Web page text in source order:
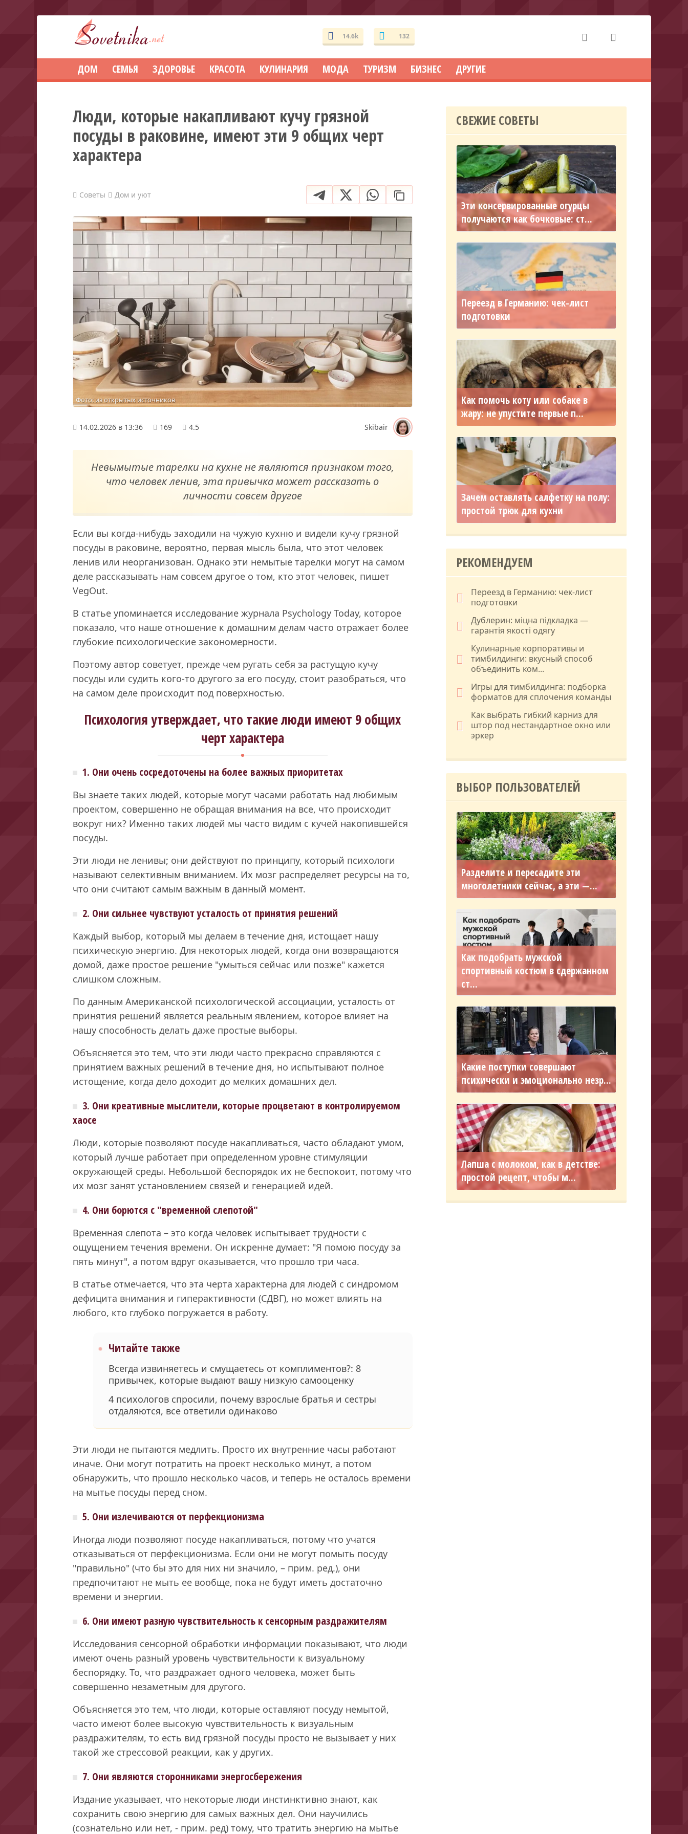
14.6k 132
ДОМ СЕМЬЯ ЗДОРОВЬЕ КРАСОТА КУЛИНАРИЯ МОДА ТУРИЗМ БИЗНЕС ДРУГИЕ
Люди, которые накапливают кучу грязной
посуды в раковине, имеют эти 9 общих черт
характера
Советы Дом и уют
Фото: из открытых источников
14.02.2026 в 13:36 169 4.5 Skibair
Невымытые тарелки на кухне не являются признаком того,
что человек ленив, эта привычка может рассказать о
личности совсем другое
Если вы когда-нибудь заходили на чужую кухню и видели кучу грязной
посуды в раковине, вероятно, первая мысль была, что этот человек
ленив или неорганизован. Однако эти немытые тарелки могут на самом
деле рассказывать нам совсем другое о том, кто этот человек, пишет
VegOut.
В статье упоминается исследование журнала Psychology Today, которое
показало, что наше отношение к домашним делам часто отражает более
глубокие психологические закономерности.
Поэтому автор советует, прежде чем ругать себя за растущую кучу
посуды или судить кого-то другого за его посуду, стоит разобраться, что
на самом деле происходит под поверхностью.
Психология утверждает, что такие люди имеют 9 общих
черт характера
1. Они очень сосредоточены на более важных приоритетах
Вы знаете таких людей, которые могут часами работать над любимым
проектом, совершенно не обращая внимания на все, что происходит
вокруг них? Именно таких людей мы часто видим с кучей накопившейся
посуды.
Эти люди не ленивы; они действуют по принципу, который психологи
называют селективным вниманием. Их мозг распределяет ресурсы на то,
что они считают самым важным в данный момент.
2. Они сильнее чувствуют усталость от принятия решений
Каждый выбор, который мы делаем в течение дня, истощает нашу
психическую энергию. Для некоторых людей, когда они возвращаются
домой, даже простое решение "умыться сейчас или позже" кажется
слишком сложным.
По данным Американской психологической ассоциации, усталость от
принятия решений является реальным явлением, которое влияет на
нашу способность делать даже простые выборы.
Объясняется это тем, что эти люди часто прекрасно справляются с
принятием важных решений в течение дня, но испытывают полное
истощение, когда дело доходит до мелких домашних дел.
3. Они креативные мыслители, которые процветают в контролируемом
хаосе
Люди, которые позволяют посуде накапливаться, часто обладают умом,
который лучше работает при определенном уровне стимуляции
окружающей среды. Небольшой беспорядок их не беспокоит, потому что
их мозг занят установлением связей и генерацией идей.
4. Они борются с "временной слепотой"
Временная слепота – это когда человек испытывает трудности с
ощущением течения времени. Он искренне думает: "Я помою посуду за
пять минут", а потом вдруг оказывается, что прошло три часа.
В статье отмечается, что эта черта характерна для людей с синдромом
дефицита внимания и гиперактивности (СДВГ), но может влиять на
любого, кто глубоко погружается в работу.
Читайте также
Всегда извиняетесь и смущаетесь от комплиментов?: 8
привычек, которые выдают вашу низкую самооценку
4 психологов спросили, почему взрослые братья и сестры
отдаляются, все ответили одинаково
Эти люди не пытаются медлить. Просто их внутренние часы работают
иначе. Они могут потратить на проект несколько минут, а потом
обнаружить, что прошло несколько часов, и теперь не осталось времени
на мытье посуды перед сном.
5. Они излечиваются от перфекционизма
Иногда люди позволяют посуде накапливаться, потому что учатся
отказываться от перфекционизма. Если они не могут помыть посуду
"правильно" (что бы это для них ни значило, – прим. ред.), они
предпочитают не мыть ее вообще, пока не будут иметь достаточно
времени и энергии.
6. Они имеют разную чувствительность к сенсорным раздражителям
Исследования сенсорной обработки информации показывают, что люди
имеют очень разный уровень чувствительности к визуальному
беспорядку. То, что раздражает одного человека, может быть
совершенно незаметным для другого.
Объясняется это тем, что люди, которые оставляют посуду немытой,
часто имеют более высокую чувствительность к визуальным
раздражителям, то есть вид грязной посуды просто не вызывает у них
такой же стрессовой реакции, как у других.
7. Они являются сторонниками энергосбережения
Издание указывает, что некоторые люди инстинктивно знают, как
сохранить свою энергию для самых важных дел. Они научились
(сознательно или нет, - прим. ред) тому, что тратить энергию на мытье
СВЕЖИЕ СОВЕТЫ
Эти консервированные огурцы
получаются как бочковые: ст...
Переезд в Германию: чек-лист
подготовки
Как помочь коту или собаке в
жару: не упустите первые п...
Зачем оставлять салфетку на полу:
простой трюк для кухни
РЕКОМЕНДУЕМ
Переезд в Германию: чек-лист
подготовки
Дублерин: міцна підкладка —
гарантія якості одягу
Кулинарные корпоративы и
тимбилдинги: вкусный способ
объединить ком...
Игры для тимбилдинга: подборка
форматов для сплочения команды
Как выбрать гибкий карниз для
штор под нестандартное окно или
эркер
ВЫБОР ПОЛЬЗОВАТЕЛЕЙ
Разделите и пересадите эти
многолетники сейчас, а эти —...
Как подобрать мужской
спортивный костюм в сдержанном
ст...
Какие поступки совершают
психически и эмоционально незр...
Лапша с молоком, как в детстве:
простой рецепт, чтобы м...